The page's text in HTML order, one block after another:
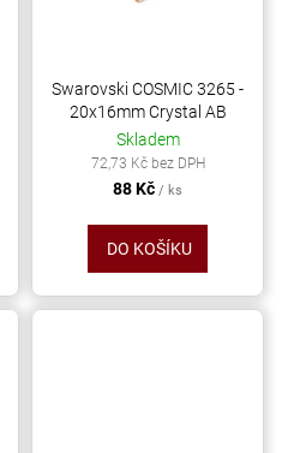
Swarovski COSMIC 3265 -
20x16mm Crystal AB
Skladem
72,73 Kč bez DPH
88 Kč / ks
DO KOŠÍKU